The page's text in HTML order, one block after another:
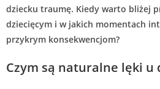
dziecku traumę. Kiedy warto bliżej
dziecięcym i w jakich momentach
przykrym konsekwencjom?
Czym są naturalne lęki u